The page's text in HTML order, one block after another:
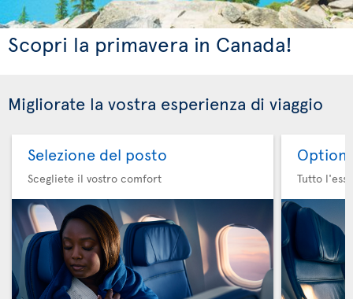
Scopri la primavera in Canada!
Migliorate la vostra esperienza di viaggio
Selezione del posto
Scegliete il vostro comfort
Option
Tutto